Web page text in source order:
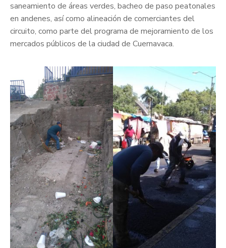
saneamiento de áreas verdes, bacheo de paso peatonales
en andenes, así como alineación de comerciantes del
circuito, como parte del programa de mejoramiento de los
mercados públicos de la ciudad de Cuernavaca.